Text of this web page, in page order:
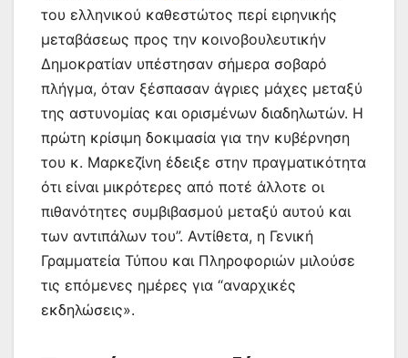
του ελληνικού καθεστώτος περί ειρηνικής
μεταβάσεως προς την κοινοβουλευτικήν
Δημοκρατίαν υπέστησαν σήμερα σοβαρό
πλήγμα, όταν ξέσπασαν άγριες μάχες μεταξύ
της αστυνομίας και ορισμένων διαδηλωτών. Η
πρώτη κρίσιμη δοκιμασία για την κυβέρνηση
του κ. Μαρκεζίνη έδειξε στην πραγματικότητα
ότι είναι μικρότερες από ποτέ άλλοτε οι
πιθανότητες συμβιβασμού μεταξύ αυτού και
των αντιπάλων του”. Αντίθετα, η Γενική
Γραμματεία Τύπου και Πληροφοριών μιλούσε
τις επόμενες ημέρες για “αναρχικές
εκδηλώσεις».